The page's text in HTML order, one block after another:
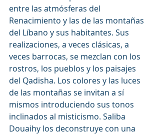
entre las atmósferas del
Renacimiento y las de las montañas
del Líbano y sus habitantes. Sus
realizaciones, a veces clásicas, a
veces barrocas, se mezclan con los
rostros, los pueblos y los paisajes
del Qadisha. Los colores y las luces
de las montañas se invitan a sí
mismos introduciendo sus tonos
inclinados al misticismo. Saliba
Douaihy los deconstruye con una